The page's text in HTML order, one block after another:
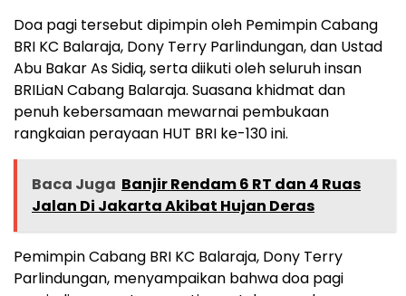
Doa pagi tersebut dipimpin oleh Pemimpin Cabang
BRI KC Balaraja, Dony Terry Parlindungan, dan Ustad
Abu Bakar As Sidiq, serta diikuti oleh seluruh insan
BRILiaN Cabang Balaraja. Suasana khidmat dan
penuh kebersamaan mewarnai pembukaan
rangkaian perayaan HUT BRI ke-130 ini.
Baca Juga Banjir Rendam 6 RT dan 4 Ruas
Jalan Di Jakarta Akibat Hujan Deras
Pemimpin Cabang BRI KC Balaraja, Dony Terry
Parlindungan, menyampaikan bahwa doa pagi